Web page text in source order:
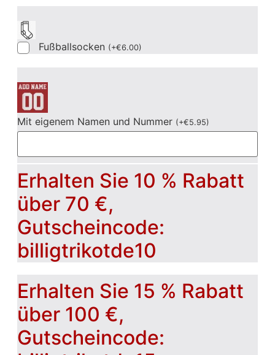
Fußballsocken (+€6.00)
Mit eigenem Namen und Nummer (+€5.95)
Erhalten Sie 10 % Rabatt
über 70 €,
Gutscheincode:
billigtrikotde10
Erhalten Sie 15 % Rabatt
über 100 €,
Gutscheincode: